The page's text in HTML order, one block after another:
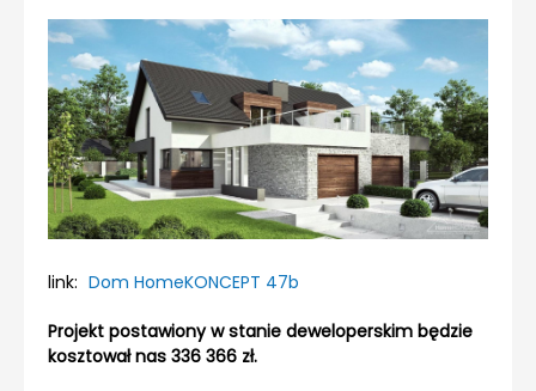
link: Dom HomeKONCEPT 47b
Projekt postawiony w stanie deweloperskim będzie
kosztował nas 336 366 zł.